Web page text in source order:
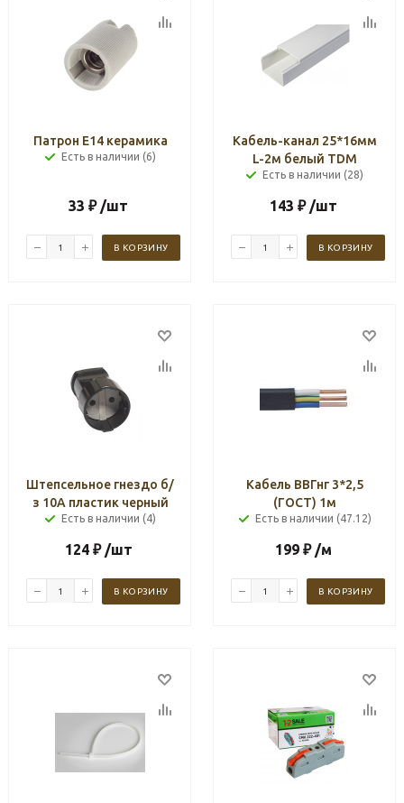
Патрон Е14 керамика
Есть в наличии (6)
33 ₽ /шт
В КОРЗИНУ
Кабель-канал 25*16мм
L-2м белый TDM
Есть в наличии (28)
143 ₽ /шт
В КОРЗИНУ
Штепсельное гнездо б/
з 10А пластик черный
Есть в наличии (4)
124₽ /шт
В КОРЗИНУ
Кабель ВВГнг 3*2,5
(ГОСТ) 1м
Есть в наличии (47.12)
199₽ /м
В КОРЗИНУ